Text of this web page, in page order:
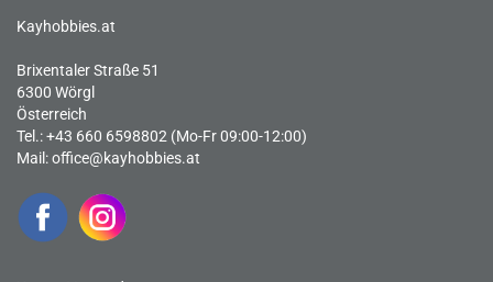
Kayhobbies.at
Brixentaler Straße 51
6300 Wörgl
Österreich
Tel.: +43 660 6598802 (Mo-Fr 09:00-12:00)
Mail:office@kayhobbies.at